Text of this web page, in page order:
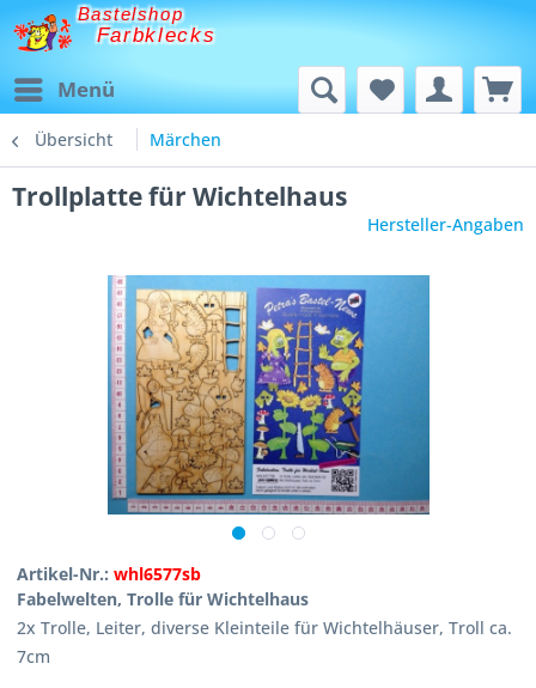
Bastelshop
Farbklecks
Menü
Übersicht Märchen
Trollplatte für Wichtelhaus
Hersteller-Angaben
Artikel-Nr.:whl6577sb
Fabelwelten, Trolle für Wichtelhaus
2x Trolle, Leiter, diverse Kleinteile für Wichtelhäuser, Troll ca.
7cm